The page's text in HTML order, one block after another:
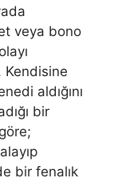
veya bono
Kendisine
aldığını
bir
bir fenalık